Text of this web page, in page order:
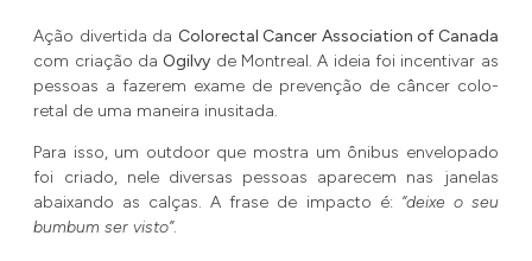
Ação divertida da Colorectal Cancer Association of Canada
com criação da Ogilvy de Montreal. A ideia foi incentivar as
pessoas a fazerem exame de prevenção de câncer colo-
retal de uma maneira inusitada.
Para isso, um outdoor que mostra um ônibus envelopado
foi criado, nele diversas pessoas aparecem nas janelas
abaixando as calças. A frase de impacto é: “deixe o seu
bumbum ser visto”.